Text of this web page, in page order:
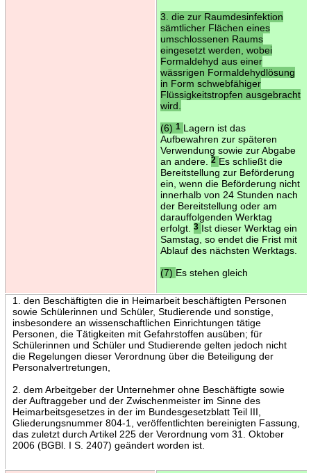
3. die zur Raumdesinfektion
sämtlicher Flächen eines
umschlossenen Raums
eingesetzt werden, wobei
Formaldehyd aus einer
wässrigen Formaldehydlösung
in Form schwebfähiger
Flüssigkeitstropfen ausgebracht
wird.
(6) 1 Lagern ist das
Aufbewahren zur späteren
Verwendung sowie zur Abgabe
an andere.
2 Es schließt die
Bereitstellung zur Beförderung
ein, wenn die Beförderung nicht
innerhalb von 24 Stunden nach
der Bereitstellung oder am
darauffolgenden Werktag
erfolgt.
3 Ist dieser Werktag ein
Samstag, so endet die Frist mit
Ablauf des nächsten Werktags.
(7) Es stehen gleich
1. den Beschäftigten die in Heimarbeit beschäftigten Personen
sowie Schülerinnen und Schüler, Studierende und sonstige,
insbesondere an wissenschaftlichen Einrichtungen tätige
Personen, die Tätigkeiten mit Gefahrstoffen ausüben; für
Schülerinnen und Schüler und Studierende gelten jedoch nicht
die Regelungen dieser Verordnung über die Beteiligung der
Personalvertretungen,
2. dem Arbeitgeber der Unternehmer ohne Beschäftigte sowie
der Auftraggeber und der Zwischenmeister im Sinne des
Heimarbeitsgesetzes in der im Bundesgesetzblatt Teil III,
Gliederungsnummer 804-1, veröffentlichten bereinigten Fassung,
das zuletzt durch Artikel 225 der Verordnung vom 31. Oktober
2006 (BGBl. I S. 2407) geändert worden ist.